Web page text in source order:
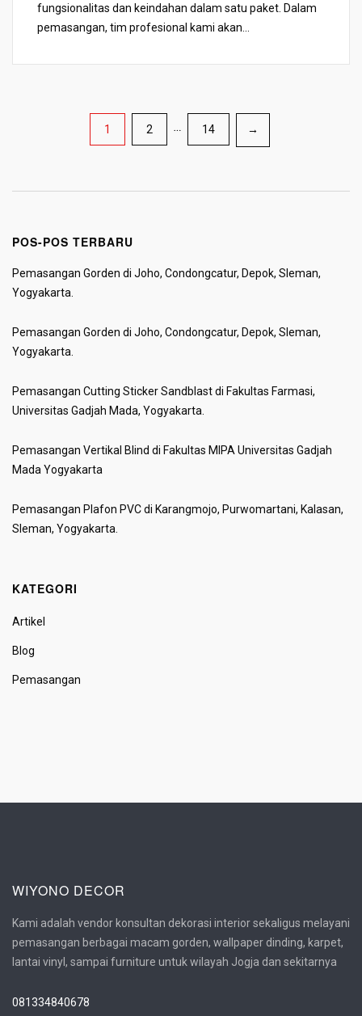
fungsionalitas dan keindahan dalam satu paket. Dalam
pemasangan, tim profesional kami akan...
1 2 … 14 →
POS-POS TERBARU
Pemasangan Gorden di Joho, Condongcatur, Depok, Sleman,
Yogyakarta.
Pemasangan Gorden di Joho, Condongcatur, Depok, Sleman,
Yogyakarta.
Pemasangan Cutting Sticker Sandblast di Fakultas Farmasi,
Universitas Gadjah Mada, Yogyakarta.
Pemasangan Vertikal Blind di Fakultas MIPA Universitas Gadjah
Mada Yogyakarta
Pemasangan Plafon PVC di Karangmojo, Purwomartani, Kalasan,
Sleman, Yogyakarta.
KATEGORI
Artikel
Blog
Pemasangan
WIYONO DECOR
Kami adalah vendor konsultan dekorasi interior sekaligus melayani
pemasangan berbagai macam gorden, wallpaper dinding, karpet,
lantai vinyl, sampai furniture untuk wilayah Jogja dan sekitarnya
081334840678